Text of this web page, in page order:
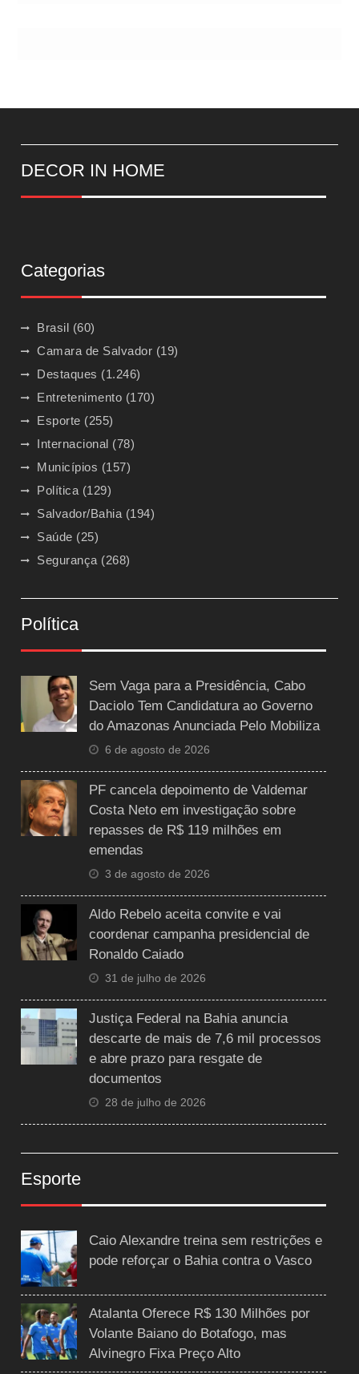
DECOR IN HOME
Categorias
Brasil (60)
Camara de Salvador (19)
Destaques (1.246)
Entretenimento (170)
Esporte (255)
Internacional (78)
Municípios (157)
Política (129)
Salvador/Bahia (194)
Saúde (25)
Segurança (268)
Política
Sem Vaga para a Presidência, Cabo
Daciolo Tem Candidatura ao Governo
do Amazonas Anunciada Pelo Mobiliza
6 de agosto de 2026
PF cancela depoimento de Valdemar
Costa Neto em investigação sobre
repasses de R$ 119 milhões em
emendas
3 de agosto de 2026
Aldo Rebelo aceita convite e vai
coordenar campanha presidencial de
Ronaldo Caiado
31 de julho de 2026
Justiça Federal na Bahia anuncia
descarte de mais de 7,6 mil processos
e abre prazo para resgate de
documentos
28 de julho de 2026
Esporte
Caio Alexandre treina sem restrições e
pode reforçar o Bahia contra o Vasco
Atalanta Oferece R$ 130 Milhões por
Volante Baiano do Botafogo, mas
Alvinegro Fixa Preço Alto